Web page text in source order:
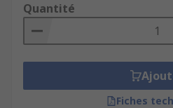
Quantité
Fiches